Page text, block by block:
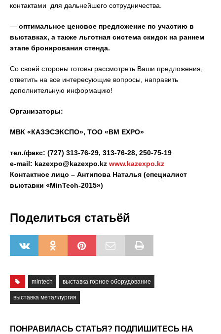
контактами для дальнейшего сотрудничества.
— оптимальное ценовое предложение по участию в
выставках, а также льготная система скидок на раннем
этапе бронирования стенда.
Со своей стороны готовы рассмотреть Ваши предложения,
ответить на все интересующие вопросы, направить
дополнительную информацию!
Организаторы:
МВК «КАЗЭСЭКСПО», ТОО «BM EXPO»
тел./факс: (727) 313-76-29, 313-76-28, 250-75-19
e-mail: kazexpo@kazexpo.kz www.kazexpo.kz
Контактное лицо – Антипова Наталья (специалист
выставки «MinTech-2015»)
Поделиться статьёй
mintech выставка горное оборудование
выставка металлургия
ПОНРАВИЛАСЬ СТАТЬЯ? ПОДПИШИТЕСЬ НА